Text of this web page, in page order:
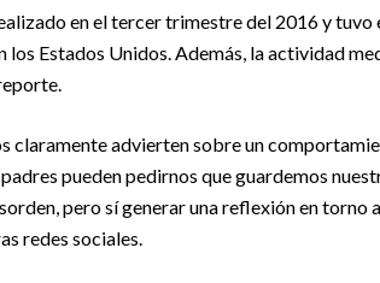
en el tercer trimestre del 2016 y
los Estados Unidos. Además, la actividad
claramente advierten sobre un
pueden pedirnos que guardemos
pero sí generar una reflexión en torno
redes sociales.